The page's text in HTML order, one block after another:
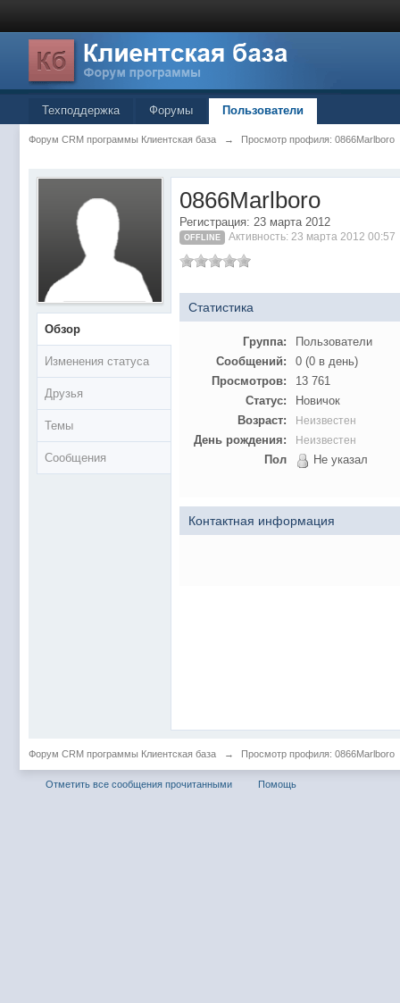
Техподдержка Форумы Пользователи
Форум CRM программы Клиентская база → Просмотр профиля: 0866Marlboro
Обзор
Изменения статуса
Друзья
Темы
Сообщения
0866Marlboro
Регистрация: 23 марта 2012
OFFLINE Активность: 23 марта 2012 00:57
Статистика
Группа:
Пользователи
Сообщений:
0 (0 в день)
Просмотров:
13 761
Статус:
Новичок
Возраст:
Неизвестен
День рождения: Неизвестен
Пол Не указал
Контактная информация
Форум CRM программы Клиентская база → Просмотр профиля: 0866Marlboro
Отметить все сообщения прочитанными Помощь